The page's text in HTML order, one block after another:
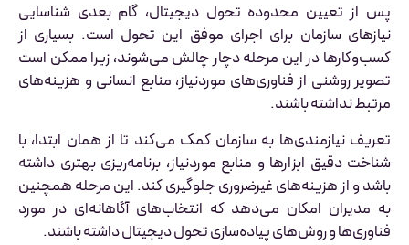
پس از تعیین محدوده تحول دیجیتال، گام بعدی شناسایی
نیازهای سازمان برای اجرای موفق این تحول است. بسیاری از
کسب‌وکارها در این مرحله دچار چالش می‌شوند، زیرا ممکن است
تصویر روشنی از فناوری‌های موردنیاز، منابع انسانی و هزینه‌های
مرتبط نداشته باشند.
تعریف نیازمندی‌ها به سازمان کمک می‌کند تا از همان ابتدا، با
شناخت دقیق ابزارها و منابع موردنیاز، برنامه‌ریزی بهتری داشته
باشد و از هزینه‌های غیرضروری جلوگیری کند. این مرحله همچنین
به مدیران امکان می‌دهد که انتخاب‌های آگاهانه‌ای در مورد
فناوری‌ها و روش‌های پیاده‌سازی تحول دیجیتال داشته باشند.